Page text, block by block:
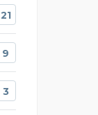
21
9
3